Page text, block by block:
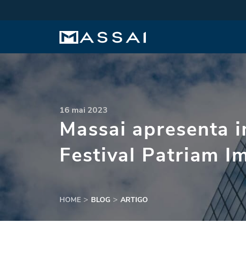
16 mai 2023
Massai apresenta
Festival Patriam
HOME BLOG ARTIGO